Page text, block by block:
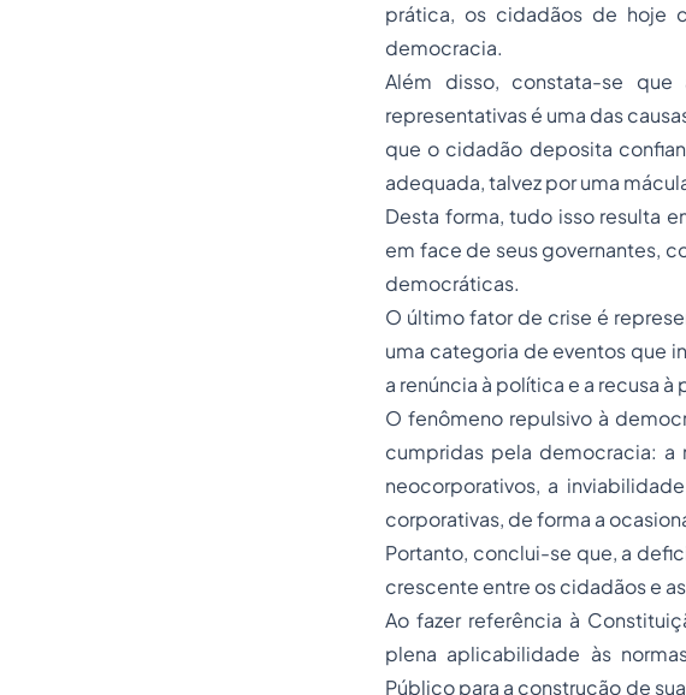
prática, os cidadãos de hoje
democracia.
Além disso, constata-se
representativas é uma das
que o cidadão deposita
adequada, talvez por uma
Desta forma, tudo isso resulta
em face de seus governantes,
democráticas.
O último fator de crise é
uma categoria de eventos que
a renúncia à política e a recusa à
O fenômeno repulsivo à
cumpridas pela democracia:
neocorporativos, a
corporativas, de forma a
Portanto, conclui-se que, a
crescente entre os cidadãos e
Ao fazer referência à
plena aplicabilidade às
Público para a construção de